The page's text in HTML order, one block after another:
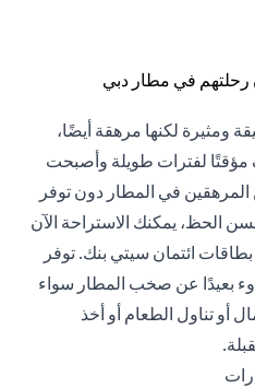
ومثيرة لكنها مرهقة أيضًا،
لفترات طويلة وأصبحت
في المطار دون توفر
الحظ، يمكنك الاستراحة الآن
ائتمان سيتي بنك. توفر
بعيدًا عن صخب المطار سواء
أو تناول الطعام أو أخذ